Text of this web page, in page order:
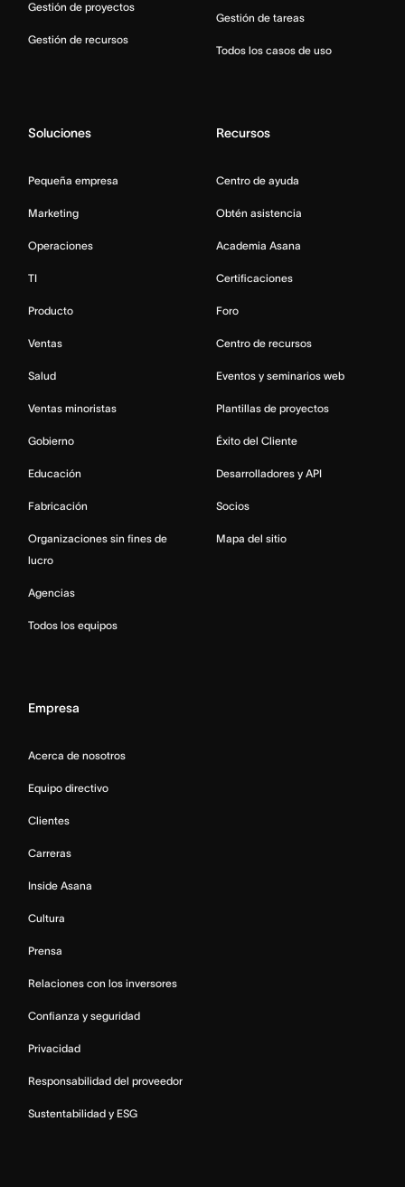
Gestión de proyectos
Gestión de recursos
Gestión de tareas
Todos los casos de uso
Soluciones
Pequeña empresa
Marketing
Operaciones
TI
Producto
Ventas
Salud
Ventas minoristas
Gobierno
Educación
Fabricación
Organizaciones sin fines de
lucro
Agencias
Todos los equipos
Recursos
Centro de ayuda
Obtén asistencia
Academia Asana
Certificaciones
Foro
Centro de recursos
Eventos y seminarios web
Plantillas de proyectos
Éxito del Cliente
Desarrolladores y API
Socios
Mapa del sitio
Empresa
Acerca de nosotros
Equipo directivo
Clientes
Carreras
Inside Asana
Cultura
Prensa
Relaciones con los inversores
Confianza y seguridad
Privacidad
Responsabilidad del proveedor
Sustentabilidad y ESG